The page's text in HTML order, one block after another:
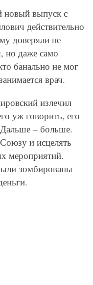
новый выпуск с
действительно
доверяли не
но даже само
банально не мог
врач.
излечил
уж говорить, его
– больше.
и исцелять
мероприятий.
зомбированы